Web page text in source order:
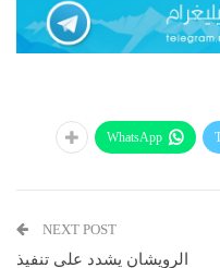
WhatsApp
NEXT POST
الرويشان يشدد على تنفيذ